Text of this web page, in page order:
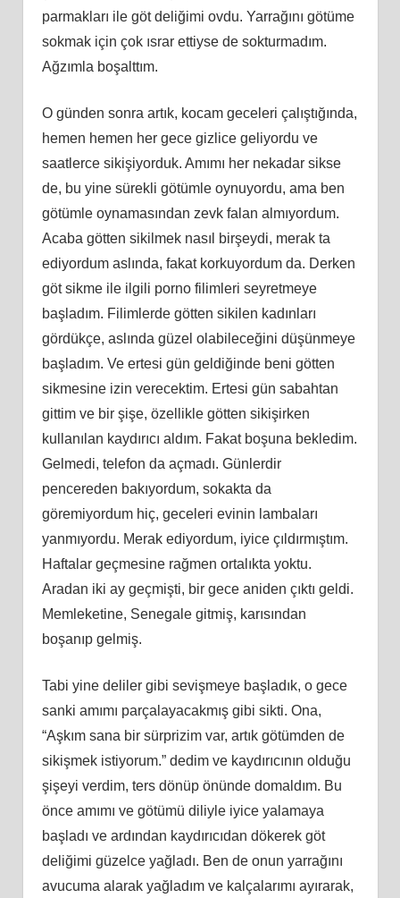
parmakları ile göt deliğimi ovdu. Yarrağını götüme
sokmak için çok ısrar ettiyse de sokturmadım.
Ağzımla boşalttım.
O günden sonra artık, kocam geceleri çalıştığında,
hemen hemen her gece gizlice geliyordu ve
saatlerce sikişiyorduk. Amımı her nekadar sikse
de, bu yine sürekli götümle oynuyordu, ama ben
götümle oynamasından zevk falan almıyordum.
Acaba götten sikilmek nasıl birşeydi, merak ta
ediyordum aslında, fakat korkuyordum da. Derken
göt sikme ile ilgili porno filimleri seyretmeye
başladım. Filimlerde götten sikilen kadınları
gördükçe, aslında güzel olabileceğini düşünmeye
başladım. Ve ertesi gün geldiğinde beni götten
sikmesine izin verecektim. Ertesi gün sabahtan
gittim ve bir şişe, özellikle götten sikişirken
kullanılan kaydırıcı aldım. Fakat boşuna bekledim.
Gelmedi, telefon da açmadı. Günlerdir
pencereden bakıyordum, sokakta da
göremiyordum hiç, geceleri evinin lambaları
yanmıyordu. Merak ediyordum, iyice çıldırmıştım.
Haftalar geçmesine rağmen ortalıkta yoktu.
Aradan iki ay geçmişti, bir gece aniden çıktı geldi.
Memleketine, Senegale gitmiş, karısından
boşanıp gelmiş.
Tabi yine deliler gibi sevişmeye başladık, o gece
sanki amımı parçalayacakmış gibi sikti. Ona,
“Aşkım sana bir sürprizim var, artık götümden de
sikişmek istiyorum.” dedim ve kaydırıcının olduğu
şişeyi verdim, ters dönüp önünde domaldım. Bu
önce amımı ve götümü diliyle iyice yalamaya
başladı ve ardından kaydırıcıdan dökerek göt
deliğimi güzelce yağladı. Ben de onun yarrağını
avucuma alarak yağladım ve kalçalarımı ayırarak,